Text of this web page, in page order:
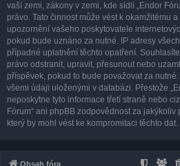
vaší zemi, zákony v zemi, kde sídlí „Endor
právo. Tato činnost může vést k okamžitému
upozornění vašeho poskytovatele
pokud bude uznáno za nutné. IP adresy
případné uplatnění těchto opatření. Souhlasíte
právo odstranit, upravit, přesunout nebo
příspěvek, pokud to bude považovat za
všemi údaji uloženými v databázi. Přestože
neposkytne tyto informace třetí straně nebo
Fórum“ ani phpBB zodpovědnost za
který by mohl vést ke kompromitaci těchto dat.
Obsah fóra